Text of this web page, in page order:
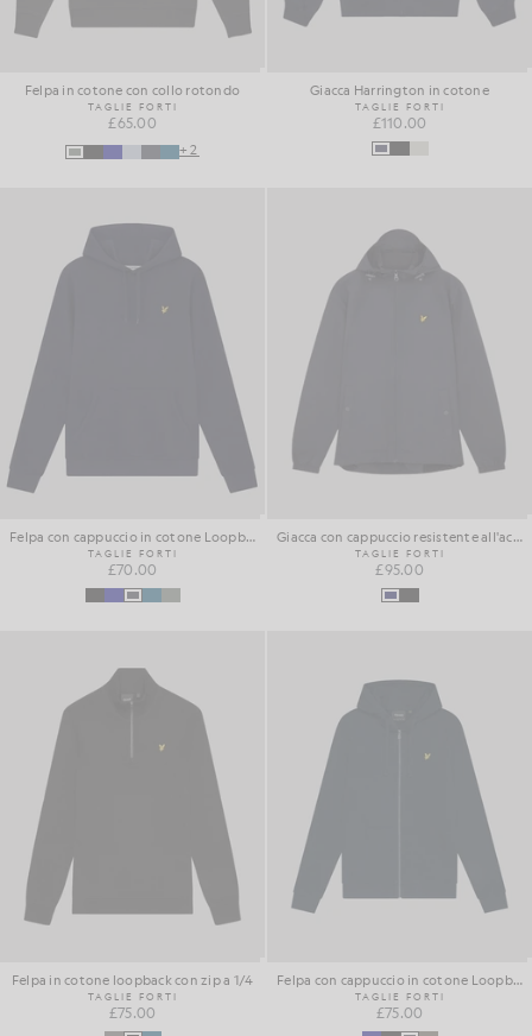
Felpa in cotone con collo rotondo
TAGLIE FORTI
£65.00
+2
Giacca Harrington in cotone
TAGLIE FORTI
£110.00
Felpa con cappuccio in cotone Loopback
TAGLIE FORTI
£70.00
Giacca con cappuccio resistente all'acqua
TAGLIE FORTI
£95.00
Felpa in cotone loopback con zip a 1/4
TAGLIE FORTI
£75.00
Felpa con cappuccio in cotone Loopback con zip integrale
TAGLIE FORTI
£75.00